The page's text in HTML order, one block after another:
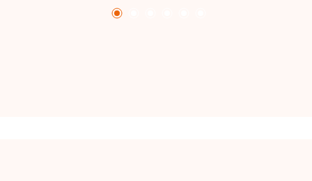
criação de mais um banheiro. Conta ainda com